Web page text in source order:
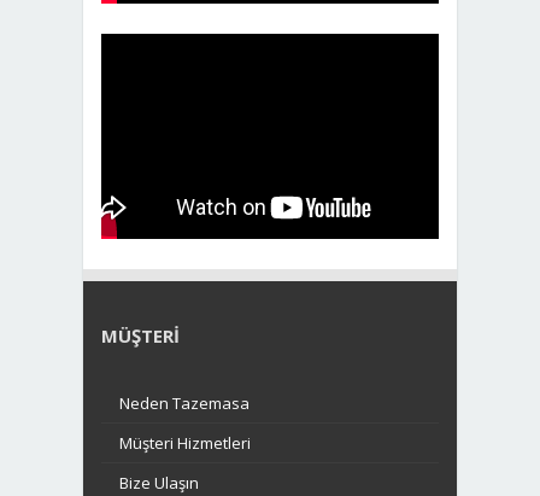
MÜŞTERI
Neden Tazemasa
Müşteri Hizmetleri
Bize Ulaşın